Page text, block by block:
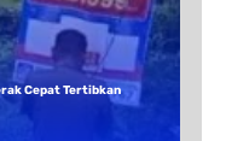
Cepat Tertibkan